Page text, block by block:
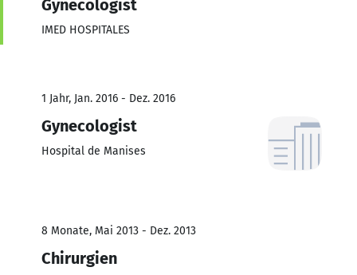
Gynecologist
IMED HOSPITALES
1 Jahr, Jan. 2016 - Dez. 2016
Gynecologist
Hospital de Manises
8 Monate, Mai 2013 - Dez. 2013
Chirurgien